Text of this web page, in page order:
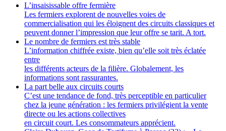
L’insaisissable offre fermière
Les fermiers explorent de nouvelles voies de
commercialisation qui les éloignent des circuits classiques et
peuvent donner l’impression que leur offre se tarit. A tort.
Le nombre de fermiers est très stable
L’information chiffrée existe, bien qu’elle soit très éclatée
entre
les différents acteurs de la filière. Globalement, les
informations sont rassurantes.
La part belle aux circuits courts
C’est une tendance de fond, très perceptible en particulier
chez la jeune génération : les fermiers privilégient la vente
directe ou les actions collectives
en circuit court. Les consommateurs apprécient.